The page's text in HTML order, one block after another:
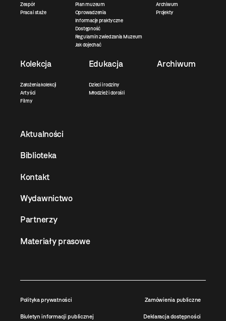
Zespół
Praca i staże
Plan muzeum
Oprowadzenia
Informacje praktyczne
Dostępność
Regulamin zwiedzania Muzeum
Jak dojechać
Archiwum
Projekty
Kolekcja
Założenia kolekcji
Artyści
Filmy
Edukacja
Dzieci i rodziny
Młodzież i dorośli
Archiwum
Aktualności
Biblioteka
Kontakt
Wydawnictwo
Partnerzy
Materiały prasowe
Polityka prywatności Zamówienia publiczne
Biuletyn informacji publicznej Deklaracja dostępności